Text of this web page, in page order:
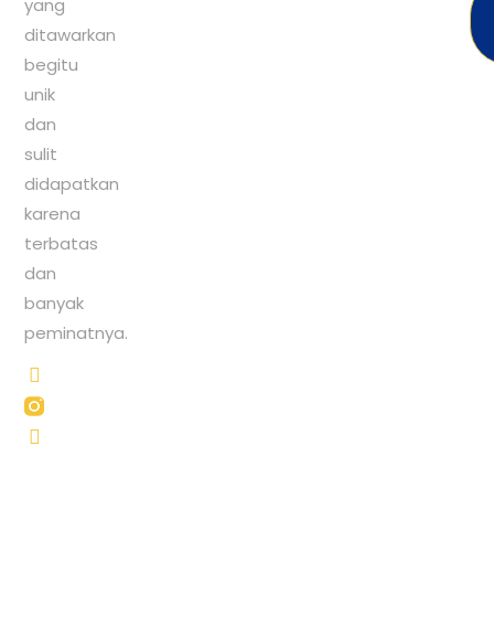
yang
ditawarkan
begitu
unik
dan
sulit
didapatkan
karena
terbatas
dan
banyak
peminatnya.